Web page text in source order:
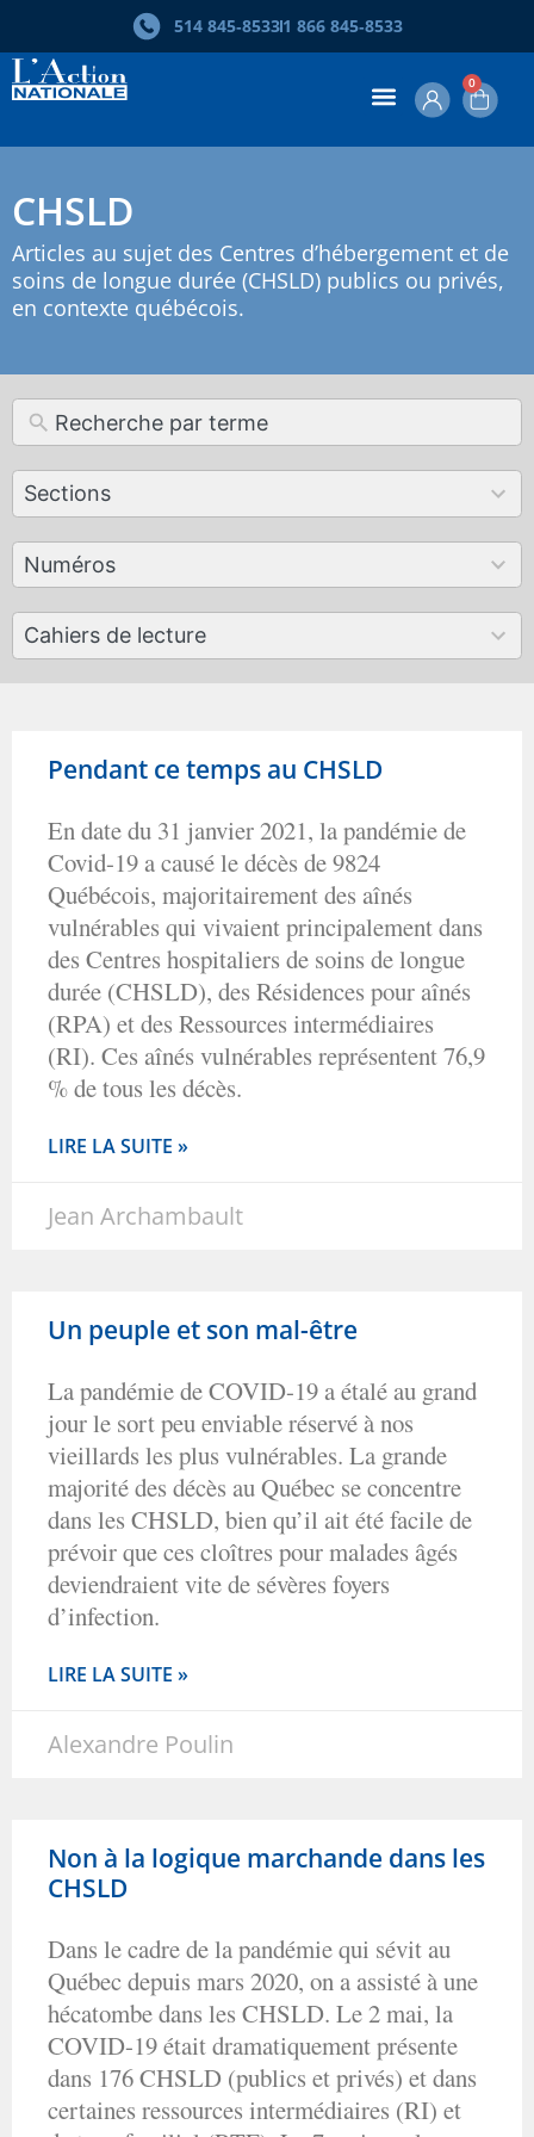
514 845‑85331 866 845‑8533
0
CHSLD
Articles au sujet des Centres d’hébergement et de
soins de longue durée (CHSLD) publics ou privés,
en contexte québécois.
Sections
12
results
Numéros
179
results
Cahiers de lecture
50
results
Pendant ce temps au CHSLD
En date du 31 janvier 2021, la pandémie de
Covid-19 a causé le décès de 9824
Québécois, majoritairement des aînés
vulnérables qui vivaient principalement dans
des Centres hospitaliers de soins de longue
durée (CHSLD), des Résidences pour aînés
(RPA) et des Ressources intermédiaires
(RI). Ces aînés vulnérables représentent 76,9
% de tous les décès.
LIRE LA SUITE »
Jean Archambault
Un peuple et son mal-être
La pandémie de COVID-19 a étalé au grand
jour le sort peu enviable réservé à nos
vieillards les plus vulnérables. La grande
majorité des décès au Québec se concentre
dans les CHSLD, bien qu’il ait été facile de
prévoir que ces cloîtres pour malades âgés
deviendraient vite de sévères foyers
d’infection.
LIRE LA SUITE »
Alexandre Poulin
Non à la logique marchande dans les
CHSLD
Dans le cadre de la pandémie qui sévit au
Québec depuis mars 2020, on a assisté à une
hécatombe dans les CHSLD. Le 2 mai, la
COVID-19 était dramatiquement présente
dans 176 CHSLD (publics et privés) et dans
certaines ressources intermédiaires (RI) et